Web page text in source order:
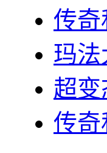
传奇
玛法
超
传奇